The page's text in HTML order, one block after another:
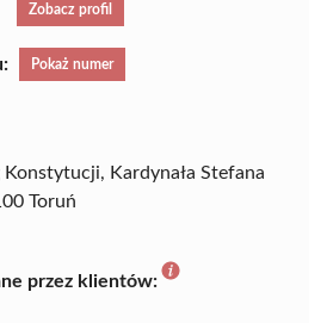
Zobacz profil
Pokaż numer
Konstytucji, Kardynała Stefana
Toruń
przez klientów: